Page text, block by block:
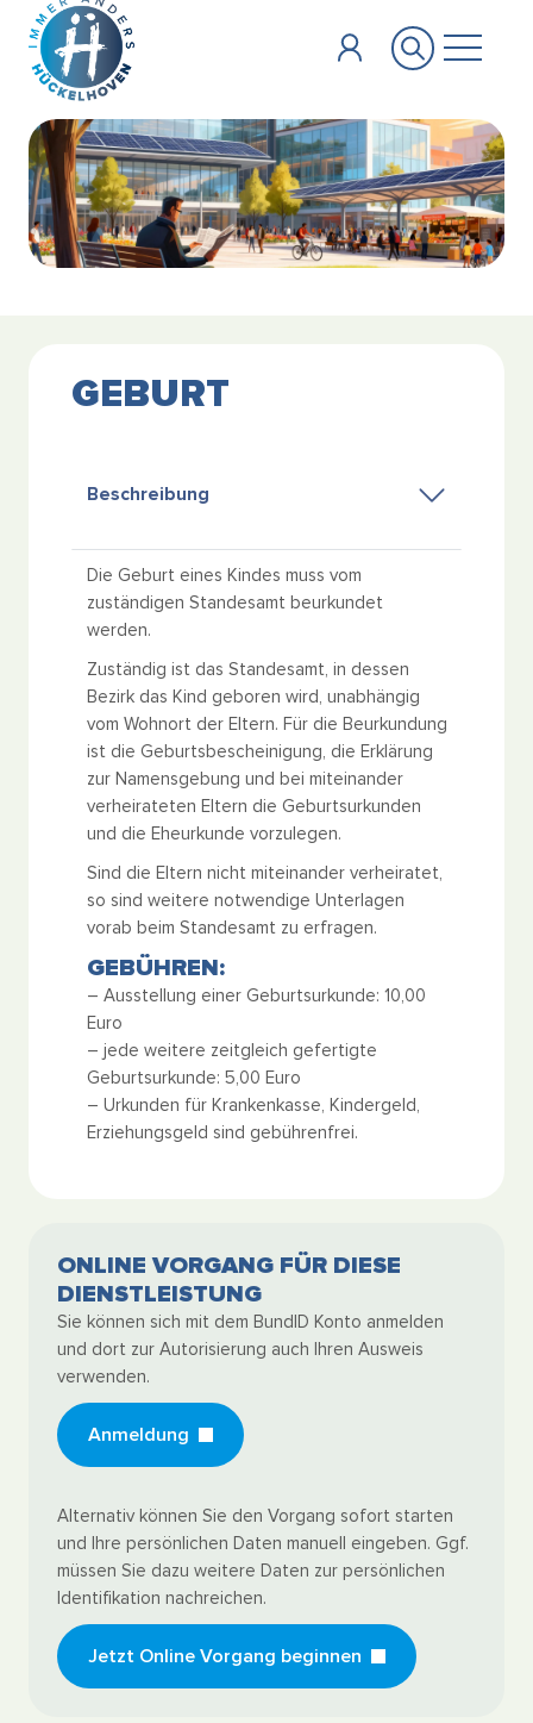
Zum Hauptinhalt springen
GEBURT
Beschreibung
Die Geburt eines Kindes muss vom
zuständigen Standesamt beurkundet
werden.
Zuständig ist das Standesamt, in dessen
Bezirk das Kind geboren wird, unabhängig
vom Wohnort der Eltern. Für die Beurkundung
ist die Geburtsbescheinigung, die Erklärung
zur Namensgebung und bei miteinander
verheirateten Eltern die Geburtsurkunden
und die Eheurkunde vorzulegen.
Sind die Eltern nicht miteinander verheiratet,
so sind weitere notwendige Unterlagen
vorab beim Standesamt zu erfragen.
GEBÜHREN:
– Ausstellung einer Geburtsurkunde: 10,00
Euro
– jede weitere zeitgleich gefertigte
Geburtsurkunde: 5,00 Euro
– Urkunden für Krankenkasse, Kindergeld,
Erziehungsgeld sind gebührenfrei.
ONLINE VORGANG FÜR DIESE
DIENSTLEISTUNG
Sie können sich mit dem BundID Konto anmelden
und dort zur Autorisierung auch Ihren Ausweis
verwenden.
Anmeldung
Alternativ können Sie den Vorgang sofort starten
und Ihre persönlichen Daten manuell eingeben. Ggf.
müssen Sie dazu weitere Daten zur persönlichen
Identifikation nachreichen.
Jetzt Online Vorgang beginnen